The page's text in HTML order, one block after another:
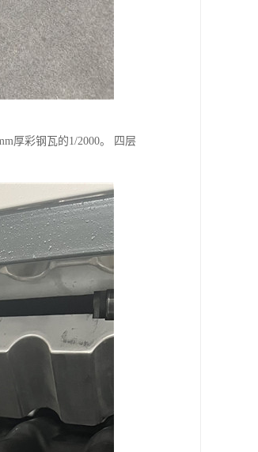
厚彩钢瓦的1/2000。 四层